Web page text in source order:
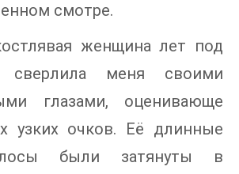
смотре.
женщина лет под
сверлила меня своими
глазами, оценивающе
узких очков. Её длинные
были затянуты в